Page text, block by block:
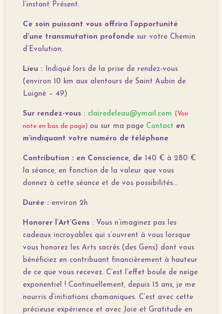
l’instant Présent.
Ce soin puissant vous offrira l’opportunité
d’une transmutation profonde sur votre Chemin
d’Evolution.
Lieu :
Indiqué lors de la prise de rendez-vous
(environ 10 km aux alentours de Saint Aubin de
Luigné – 49)
Sur rendez-vous : clairedeleau@ymail.com (Voir
note en bas de page) ou sur ma page Contact en
m’indiquant votre numéro de téléphone
Contribution : en Conscience, de 140 € à 280 €
la séance​, en fonction de la valeur que vous
donnez à cette séance et de vos possibilités…
Durée : environ 2h
Honorer l’Art’Gens : Vous n’imaginez pas les
cadeaux incroyables qui s’ouvrent à vous lorsque
vous honorez les Arts sacrés (des Gens) dont vous
bénéficiez en contribuant financièrement à hauteur
de ce que vous recevez. C’est l’effet boule de neige
exponentiel ! Continuellement, depuis 15 ans, je me
nourris d’initiations chamaniques. C’est avec cette
précieuse expérience et avec Joie et Gratitude en